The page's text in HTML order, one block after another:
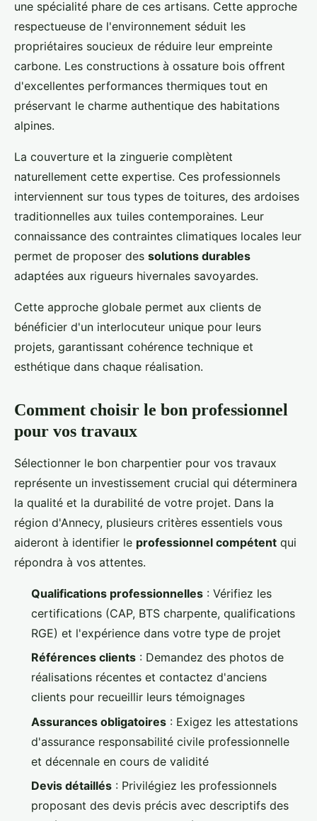
une spécialité phare de ces artisans. Cette approche
respectueuse de l'environnement séduit les
propriétaires soucieux de réduire leur empreinte
carbone. Les constructions à ossature bois offrent
d'excellentes performances thermiques tout en
préservant le charme authentique des habitations
alpines.
La couverture et la zinguerie complètent
naturellement cette expertise. Ces professionnels
interviennent sur tous types de toitures, des ardoises
traditionnelles aux tuiles contemporaines. Leur
connaissance des contraintes climatiques locales leur
permet de proposer des solutions durables
adaptées aux rigueurs hivernales savoyardes.
Cette approche globale permet aux clients de
bénéficier d'un interlocuteur unique pour leurs
projets, garantissant cohérence technique et
esthétique dans chaque réalisation.
Comment choisir le bon professionnel
pour vos travaux
Sélectionner le bon charpentier pour vos travaux
représente un investissement crucial qui déterminera
la qualité et la durabilité de votre projet. Dans la
région d'Annecy, plusieurs critères essentiels vous
aideront à identifier le professionnel compétent qui
répondra à vos attentes.
Qualifications professionnelles : Vérifiez les
certifications (CAP, BTS charpente, qualifications
RGE) et l'expérience dans votre type de projet
Références clients : Demandez des photos de
réalisations récentes et contactez d'anciens
clients pour recueillir leurs témoignages
Assurances obligatoires : Exigez les attestations
d'assurance responsabilité civile professionnelle
et décennale en cours de validité
Devis détaillés : Privilégiez les professionnels
proposant des devis précis avec descriptifs des